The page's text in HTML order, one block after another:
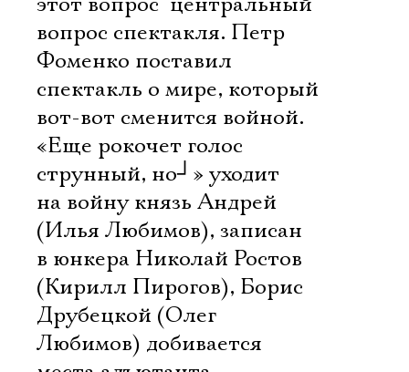
вопрос спектакля. Петр
Фоменко поставил
спектакль о мире, который
вот-вот сменится войной.
«Еще рокочет голос
струнный, но┘ » уходит
на войну князь Андрей
(Илья Любимов), записан
в юнкера Николай Ростов
(Кирилл Пирогов), Борис
Друбецкой (Олег
Любимов) добивается